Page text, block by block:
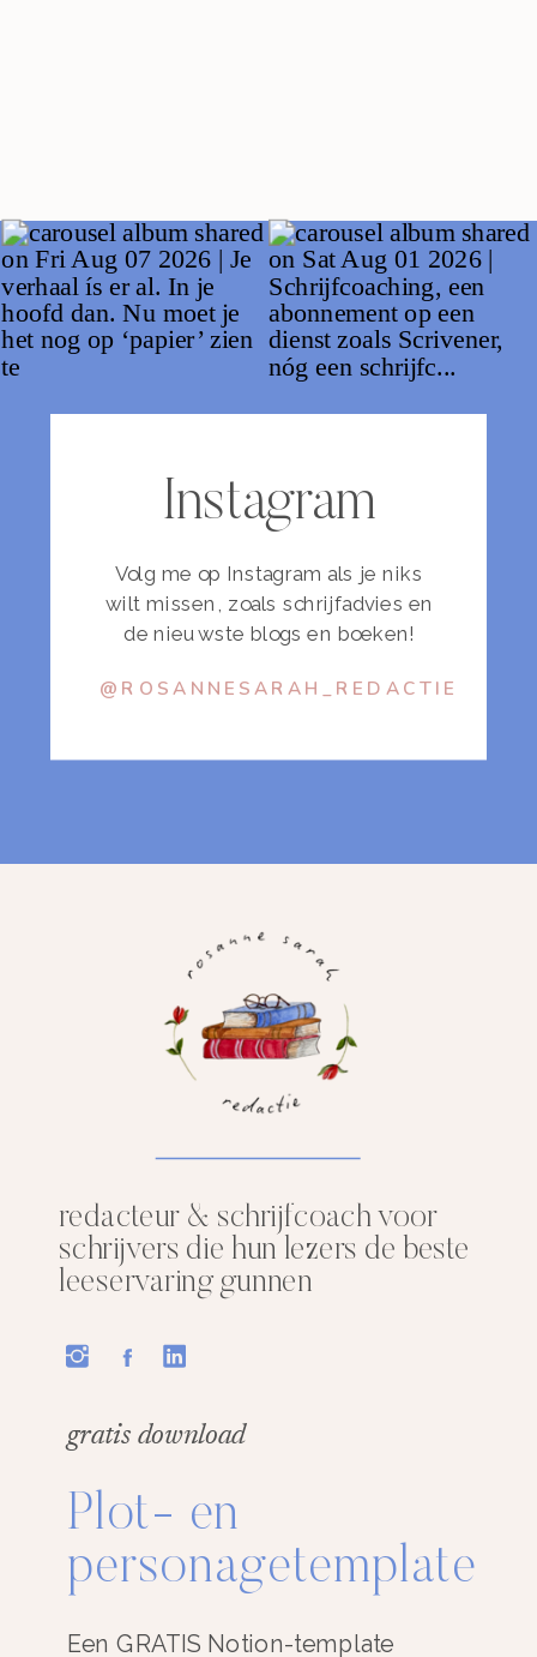
Instagram
Volg me op Instagram als je niks
wilt missen, zoals schrijfadvies en
de nieuwste blogs en boeken!
@ROSANNESARAH_REDACTIE
gratis download
Plot- en
personagetemplate
Een GRATIS Notion-template
redacteur & schrijfcoach voor
schrijvers die hun lezers de beste
leeservaring gunnen